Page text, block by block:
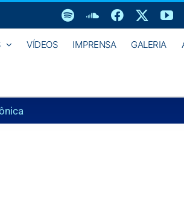
SpotifySoundCloud
Facebook
VÍDEOS IMPRENSA GALERIA